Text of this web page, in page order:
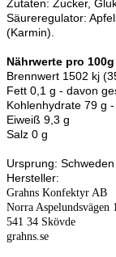
Zutaten: Zucker,
Säureregulator:
(Karmin).​
Nährwerte pro 100g
Brennwert 1502 kj
Fett 0,1 g - davon
Kohlenhydrate 79 g
Eiweiß 9,3 g
Salz 0 g
Ursprung: Schweden
Hersteller:
Grahns Konfektyr AB
Norra Aspelundsvägen
541 34 Skövde
grahns.se